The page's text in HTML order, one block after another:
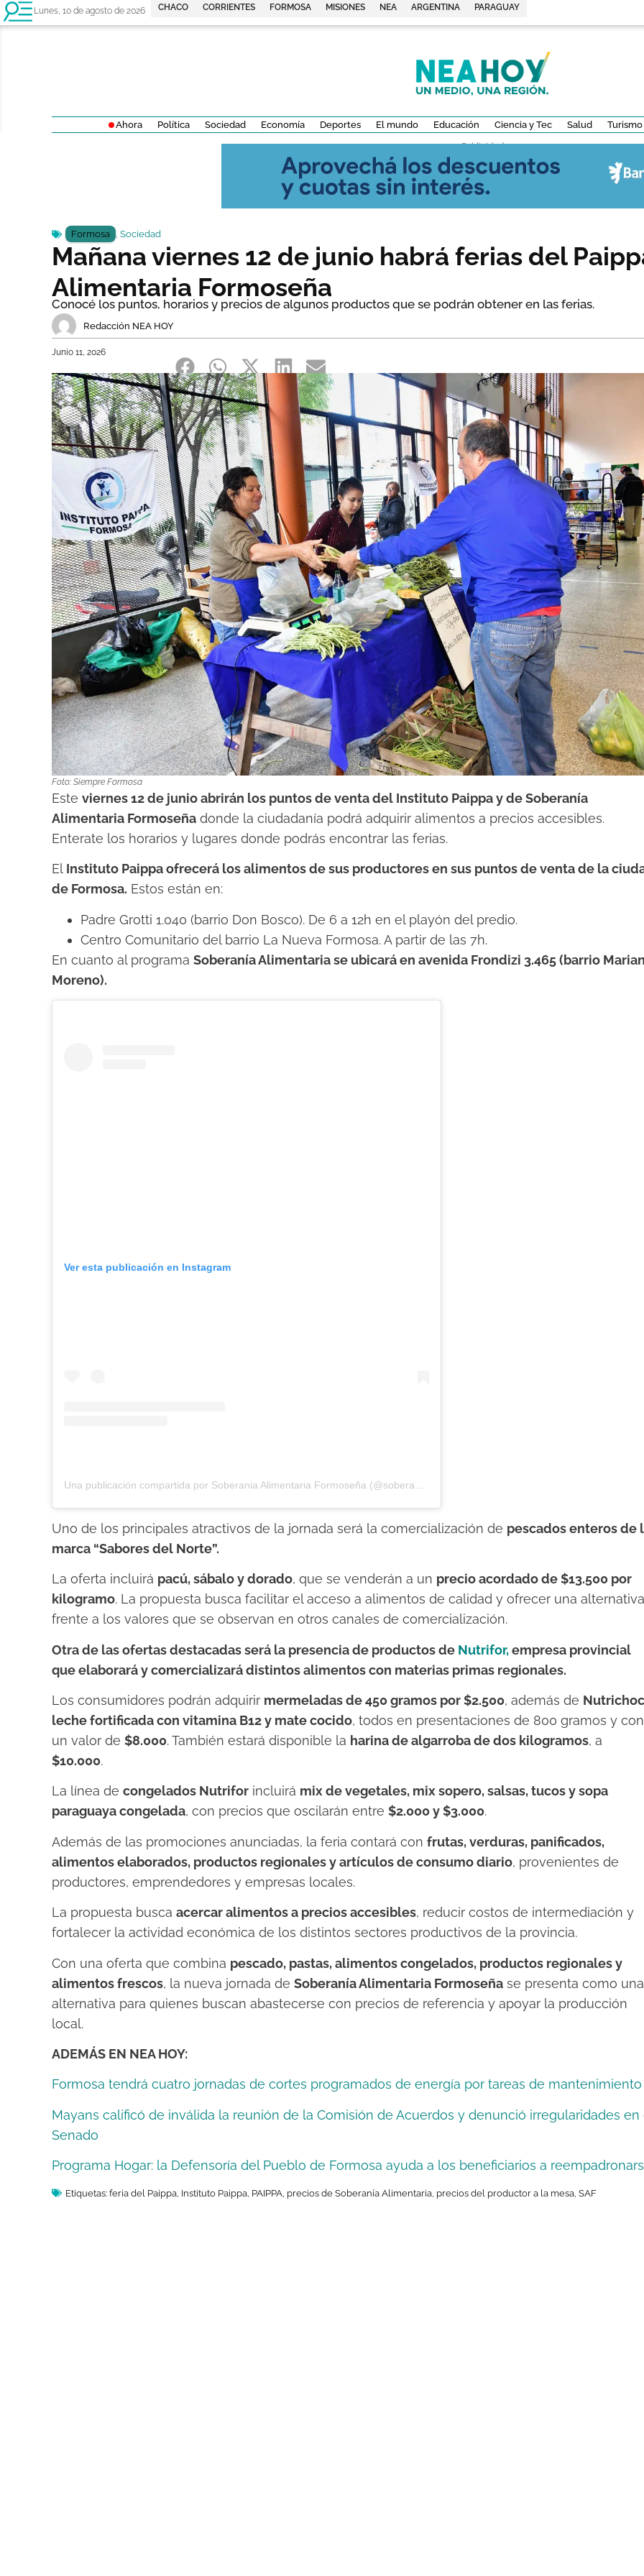
Lunes, 10 de agosto de 2026 CHACO CORRIENTES FORMOSA MISIONES NEA ARGENTINA PARAGUAY
Ahora Política Sociedad Economía Deportes El mundo Educación Ciencia y Tec Salud Turismo
- Publicidad -
Formosa , Sociedad
Mañana viernes 12 de junio habrá ferias del
Alimentaria Formoseña
Conocé los puntos, horarios y precios de algunos productos que se podrán obtener en las ferias.
Redacción NEA HOY
Junio 11, 2026
Foto: Siempre Formosa
Este viernes 12 de junio abrirán los puntos de venta del Instituto Paippa y de Soberanía
Alimentaria Formoseña donde la ciudadanía podrá adquirir alimentos a precios accesibles.
Enterate los horarios y lugares donde podrás encontrar las ferias.
El Instituto Paippa ofrecerá los alimentos de sus productores en sus puntos de venta de la
de Formosa. Estos están en:
Padre Grotti 1.040 (barrio Don Bosco). De 6 a 12h en el playón del predio.
Centro Comunitario del barrio La Nueva Formosa. A partir de las 7h.
En cuanto al programa Soberanía Alimentaria se ubicará en avenida Frondizi 3.465 (barrio
Moreno).
Ver esta publicación en Instagram
Una publicación compartida por Soberania Alimentaria Formoseña (@soberaniaalimentariaformosena)
Uno de los principales atractivos de la jornada será la comercialización de pescados enteros de
marca “Sabores del Norte”.
La oferta incluirá pacú, sábalo y dorado, que se venderán a un precio acordado de $13.500 por
kilogramo. La propuesta busca facilitar el acceso a alimentos de calidad y ofrecer una alternativa
frente a los valores que se observan en otros canales de comercialización.
Otra de las ofertas destacadas será la presencia de productos de Nutrifor,empresa provincial
que elaborará y comercializará distintos alimentos con materias primas regionales.
Los consumidores podrán adquirir mermeladas de 450 gramos por $2.500, además de
leche fortificada con vitamina B12 y mate cocido, todos en presentaciones de 800 gramos y con
un valor de $8.000. También estará disponible la harina de algarroba de dos kilogramos, a
$10.000.
La línea de congelados Nutrifor incluirá mix de vegetales, mix sopero, salsas, tucos y sopa
paraguaya congelada, con precios que oscilarán entre $2.000 y $3.000.
Además de las promociones anunciadas, la feria contará con frutas, verduras, panificados,
alimentos elaborados, productos regionales y artículos de consumo diario, provenientes de
productores, emprendedores y empresas locales.
La propuesta busca acercar alimentos a precios accesibles, reducir costos de intermediación y
fortalecer la actividad económica de los distintos sectores productivos de la provincia.
Con una oferta que combina pescado, pastas, alimentos congelados, productos regionales y
alimentos frescos, la nueva jornada de Soberanía Alimentaria Formoseña se presenta como una
alternativa para quienes buscan abastecerse con precios de referencia y apoyar la producción
local.
ADEMÁS EN NEA HOY:
Formosa tendrá cuatro jornadas de cortes programados de energía por tareas de mantenimiento
Mayans calificó de inválida la reunión de la Comisión de Acuerdos y denunció irregularidades en
Senado
Programa Hogar: la Defensoría del Pueblo de Formosa ayuda a los beneficiarios a
Etiquetas: feria del Paippa Instituto Paippa PAIPPA precios de Soberanía Alimentaria precios del productor a la mesa SAF